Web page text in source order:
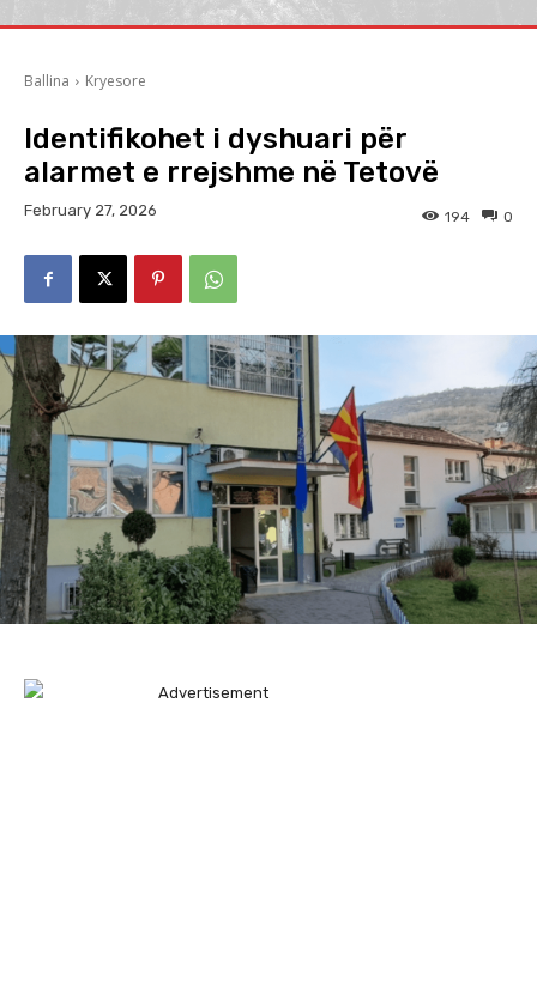
Ballina Kryesore
Identifikohet i dyshuari për
alarmet e rrejshme në Tetovë
February 27, 2026 0
194